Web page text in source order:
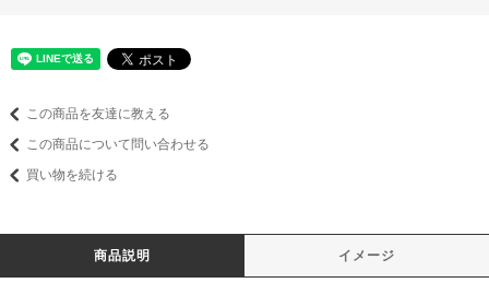
この商品を友達に教える
この商品について問い合わせる
買い物を続ける
商品説明 イメージ